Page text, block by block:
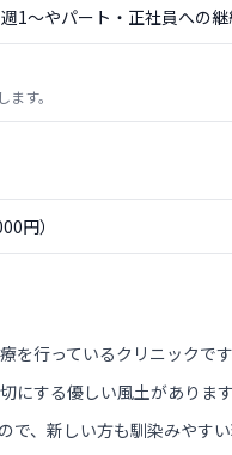
〜やパート・正社員への継
す。
円）
行っているクリニックです
にする優しい風土があります
、新しい方も馴染みやすい